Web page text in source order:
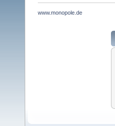
www.monopole.de